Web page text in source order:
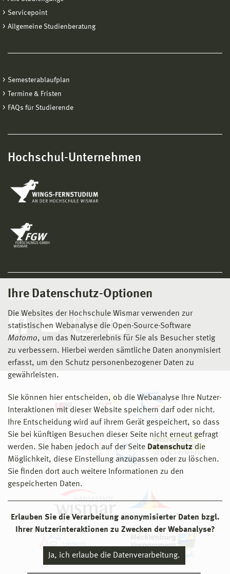
Ihre Datenschutz-Optionen
Die Websites der Hochschule Wismar verwenden zur
statistischen Webanalyse die Open-Source-Software
Matomo, um das Nutzererlebnis für Sie als Besucher stetig
zu verbessern. Hierbei werden sämtliche Daten anonymisiert
erfasst, um den Schutz personenbezogener Daten zu
gewährleisten.
Sie können hier entscheiden, ob die Webanalyse Ihre Nutzer-
Interaktionen mit dieser Website speichern darf oder nicht.
Ihre Entscheidung wird auf ihrem Gerät gespeichert, so dass
Sie bei künftigen Besuchen dieser Seite nicht erneut gefragt
werden. Sie haben jedoch auf der Seite Datenschutz die
Möglichkeit, diese Einstellung anzupassen oder zu löschen.
Sie finden dort auch weitere Informationen zu den
gespeicherten Daten.
Erlauben Sie die Verarbeitung anonymisierter Daten bzgl.
Ihrer Nutzerinteraktionen zu Zwecken der Webanalyse?
Ja, ich erlaube die Datenverarbeitung.
Servicepoint
Allgemeine Studienberatung
Semesterablaufplan
Termine & Fristen
FAQs für Studierende
Hochschul-Unternehmen
Social Media